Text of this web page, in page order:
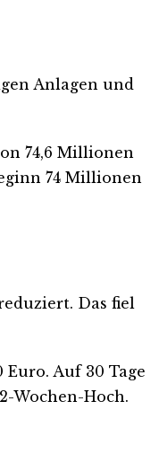
Anlagen und
74,6 Millionen
74 Millionen
Das fiel
Auf 30 Tage
Wochen-Hoch.